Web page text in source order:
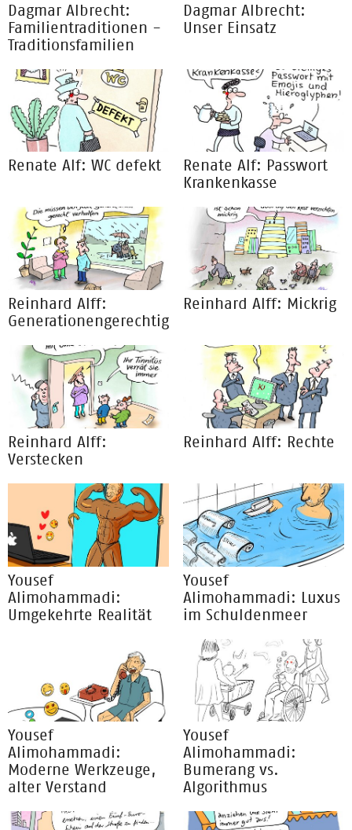
Dagmar Albrecht:
Familientraditionen -
Traditionsfamilien
Dagmar Albrecht:
Unser Einsatz
Renate Alf: WC defekt
Renate Alf: Passwort
Krankenkasse
Reinhard Alff:
Generationengerechtigkeit
Reinhard Alff: Mickrig
Reinhard Alff:
Verstecken
Reinhard Alff: Rechte
Yousef
Alimohammadi:
Umgekehrte Realität
Yousef
Alimohammadi: Luxus
im Schuldenmeer
Yousef
Alimohammadi:
Moderne Werkzeuge,
alter Verstand
Yousef
Alimohammadi:
Bumerang vs.
Algorithmus